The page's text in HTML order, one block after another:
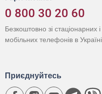
0 800 30 20 60
Безкоштовно зі стаціонарних і
мобільних телефонів в Україні
Приєднуйтесь